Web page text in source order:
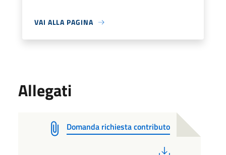
VAI ALLA PAGINA
Allegati
Domanda richiesta contributo